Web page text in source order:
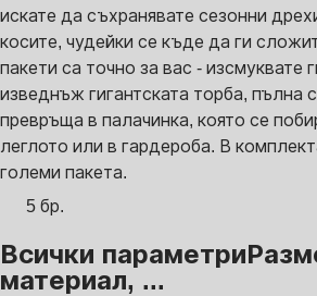
искате да съхранявате сезонни
косите, чудейки се къде да ги
пакети са точно за вас - изсмуквате
изведнъж гигантската торба, пълна
превръща в палачинка, която се
леглото или в гардероба. В
големи пакета.
5 бр.
Всички параметри
материал, ...